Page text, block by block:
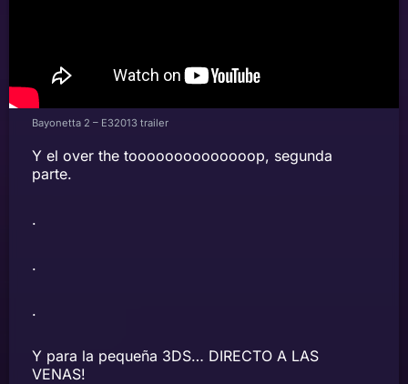
Bayonetta 2 – E32013 trailer
Y el over the toooooooooooooop, segunda
parte.
.
.
.
Y para la pequeña 3DS… DIRECTO A LAS
VENAS!